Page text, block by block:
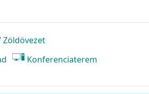
Zöldövezet
Konferenciaterem